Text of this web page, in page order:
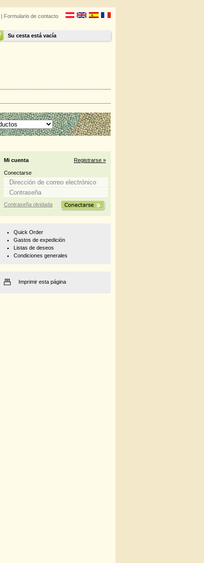
| Formulario de contacto
Su cesta está vacía
Mi cuenta Registrarse »
Conectarse
Contraseña olvidada
Quick Order
Gastos de expedición
Listas de deseos
Condiciones generales
Imprimir esta página